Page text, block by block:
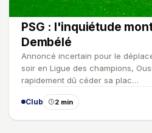
PSG : l'inquiétude
Dembélé
Annoncé incertain pour le
soir en Ligue des champions,
rapidement dû céder sa plac…
Club 2 min